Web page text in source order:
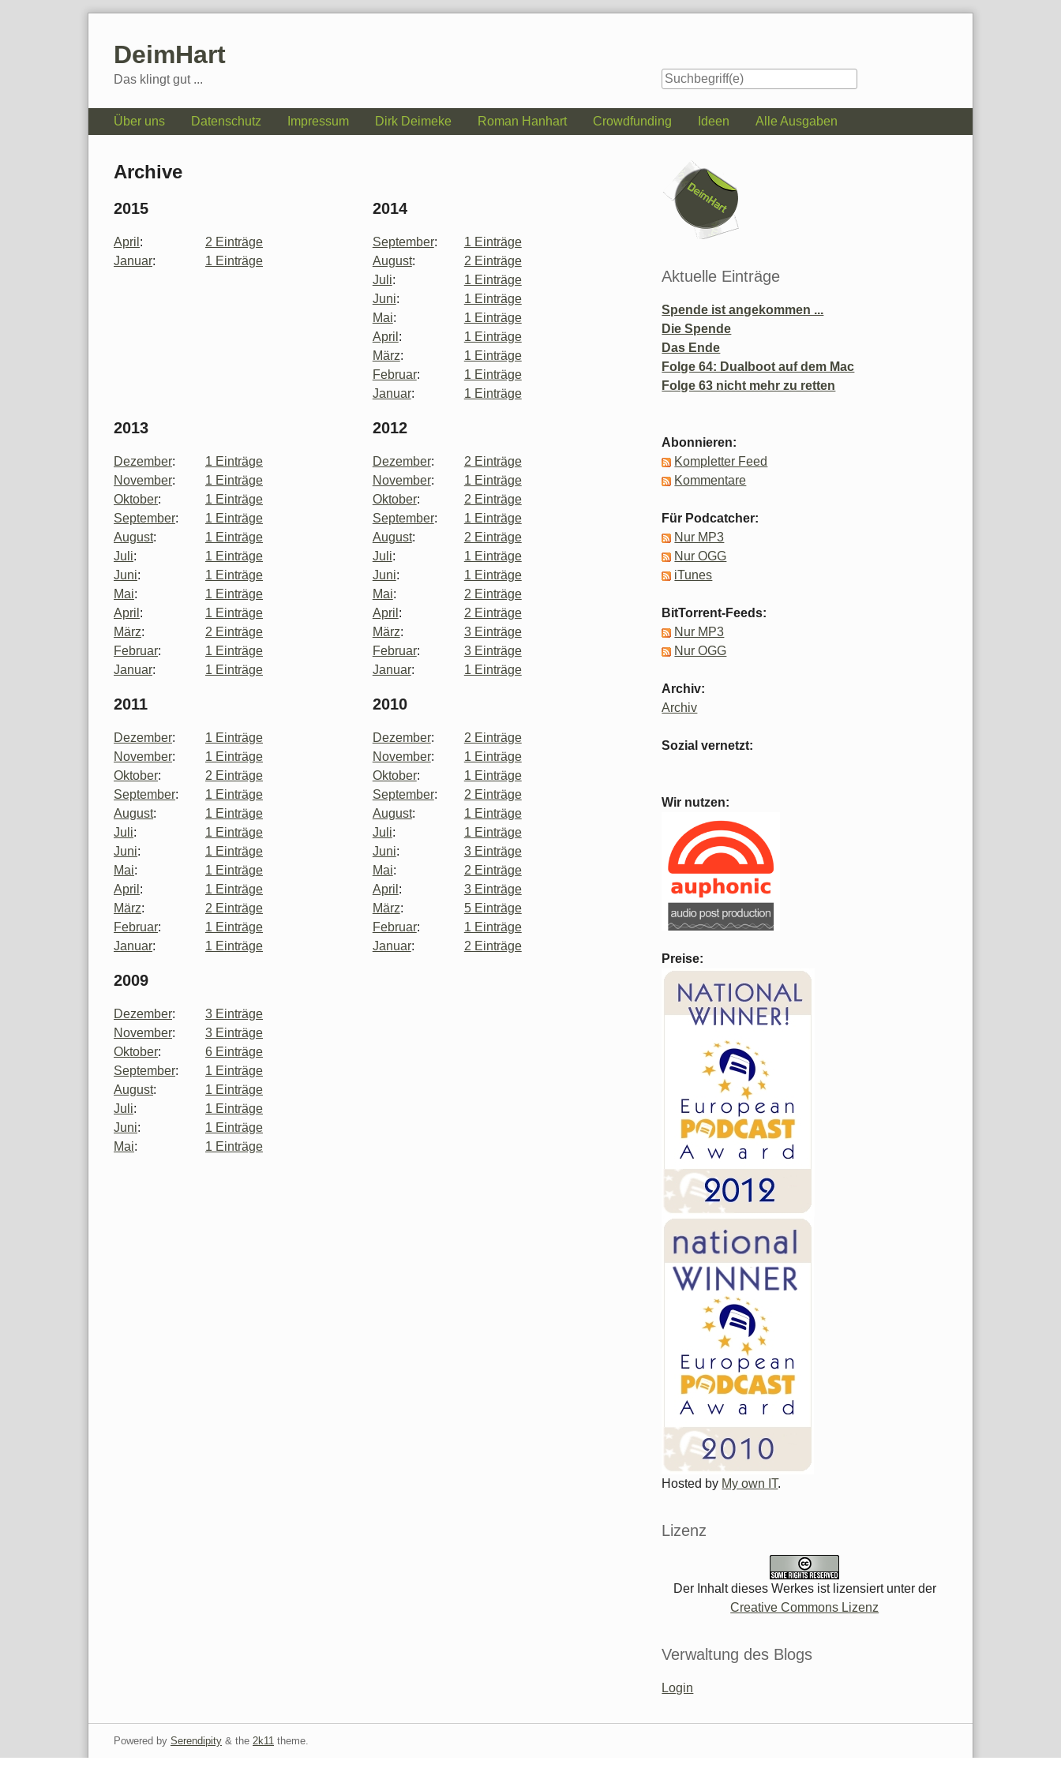
DeimHart
Das klingt gut ...
Navigation
Über uns Datenschutz Impressum Dirk Deimeke Roman Hanhart Crowdfunding Ideen Alle Ausgaben
Archive
2015
April :
2 Einträge
Januar: 1 Einträge
2014
September:
1 Einträge
August:
2 Einträge
Juli:
1 Einträge
Juni:
1 Einträge
Mai:
1 Einträge
April :
1 Einträge
März:
1 Einträge
Februar:
1 Einträge
Januar: 1 Einträge
2013
Dezember:
1 Einträge
November:
1 Einträge
Oktober:
1 Einträge
September:
1 Einträge
August:
1 Einträge
Juli:
1 Einträge
Juni:
1 Einträge
Mai:
1 Einträge
April :
1 Einträge
März:
2 Einträge
Februar:
1 Einträge
Januar: 1 Einträge
2012
Dezember:
2 Einträge
November:
1 Einträge
Oktober:
2 Einträge
September:
1 Einträge
August:
2 Einträge
Juli:
1 Einträge
Juni:
1 Einträge
Mai:
2 Einträge
April :
2 Einträge
März:
3 Einträge
Februar:
3 Einträge
Januar: 1 Einträge
2011
Dezember:
1 Einträge
November:
1 Einträge
Oktober:
2 Einträge
September:
1 Einträge
August:
1 Einträge
Juli:
1 Einträge
Juni:
1 Einträge
Mai:
1 Einträge
April :
1 Einträge
März:
2 Einträge
Februar:
1 Einträge
Januar: 1 Einträge
2010
Dezember:
2 Einträge
November:
1 Einträge
Oktober:
1 Einträge
September:
2 Einträge
August:
1 Einträge
Juli:
1 Einträge
Juni:
3 Einträge
Mai:
2 Einträge
April :
3 Einträge
März:
5 Einträge
Februar:
1 Einträge
Januar: 2 Einträge
2009
Dezember:
3 Einträge
November:
3 Einträge
Oktober:
6 Einträge
September:
1 Einträge
August:
1 Einträge
Juli:
1 Einträge
Juni:
1 Einträge
Mai: 1 Einträge
Seitenleiste
Aktuelle Einträge
Spende ist angekommen ...
Die Spende
Das Ende
Folge 64: Dualboot auf dem Mac
Folge 63 nicht mehr zu retten
Abonnieren:
Kompletter Feed
Kommentare
Für Podcatcher:
Nur MP3
Nur OGG
iTunes
BitTorrent-Feeds:
Nur MP3
Nur OGG
Archiv:
Archiv
Sozial vernetzt:
Wir nutzen:
Preise:
Hosted by My own IT.
Lizenz
Der Inhalt dieses Werkes ist lizensiert unter der
Creative Commons Lizenz
Verwaltung des Blogs
Login
Powered by Serendipity& the 2k11theme.